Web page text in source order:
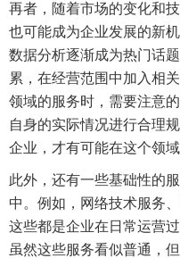
再者，随着市场的变化和
也可能成为企业发展的新
数据分析逐渐成为热门话
累，在经营范围中加入相
领域的服务时，需要注意
自身的实际情况进行合理
企业，才有可能在这个领域
此外，还有一些基础性的
中。例如，网络技术服务
这些都是企业在日常运营
虽然这些服务看似普通，